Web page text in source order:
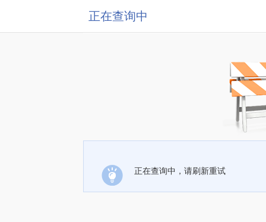
正在查询中
正在查询中，请刷新重试